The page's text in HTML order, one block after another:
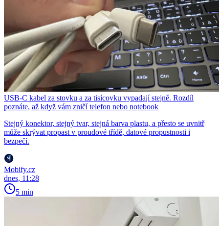
USB-C kabel za stovku a za tisícovku vypadají stejně. Rozdíl
poznáte, až když vám zničí telefon nebo notebook
Stejný konektor, stejný tvar, stejná barva plastu, a přesto se uvnitř
může skrývat propast v proudové třídě, datové propustnosti i
bezpečí.
Mobify.cz
dnes, 11:28
5 min